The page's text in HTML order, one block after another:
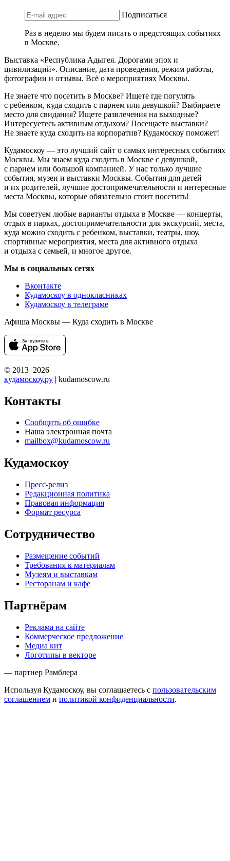
Подписаться
Раз в неделю мы будем писать о предстоящих событиях
в Москве.
Выставка «Республика Адыгея. Дорогами эпох и
цивилизаций». Описание, дата проведения, режим работы,
фотографии и отзывы. Всё о мероприятиях Москвы.
Не знаете что посетить в Москве? Ищете где погулять
с ребенком, куда сходить с парнем или девушкой? Выбираете
место для свидания? Ищете развлечения на выходные?
Интересуетесь активным отдыхом? Посещаете выставки?
Не знаете куда сходить на корпоратив? Кудамоскоу поможет!
Кудамоскоу — это лучший сайт о самых интересных событиях
Москвы. Мы знаем куда сходить в Москве с девушкой,
с парнем или большой компанией. У нас только лучшие
события, музеи и выставки Москвы. События для детей
и их родителей, лучшие достопримечательности и интересные
места Москвы, которые обязательно стоит посетить!
Мы советуем любые варианты отдыха в Москве — концерты,
отдых в парках, достопримечательности для экскурсий, места,
куда можно сходить с ребенком, выставки, театры, шоу,
спортивные мероприятия, места для активного отдыха
и отдыха с семьей, и многое другое.
Мы в социальных сетях
Вконтакте
Кудамоскоу в однокласниках
Кудамоскоу в телеграме
Афиша Москвы — Куда сходить в Москве
© 2013–2026
кудамоскоу.ру | kudamoscow.ru
Контакты
Сообщить об ошибке
Наша электронная почта
mailbox@kudamoscow.ru
Кудамоскоу
Пресс-релиз
Редакционная политика
Правовая информация
Формат ресурса
Сотрудничество
Размещение событий
Требования к материалам
Музеям и выставкам
Ресторанам и кафе
Партнёрам
Реклама на сайте
Коммерческое предложение
Медиа кит
Логотипы в векторе
— партнер Рамблера
Используя Кудамоскоу, вы соглашаетесь с пользовательским
соглашением и политикой конфиденциальности.